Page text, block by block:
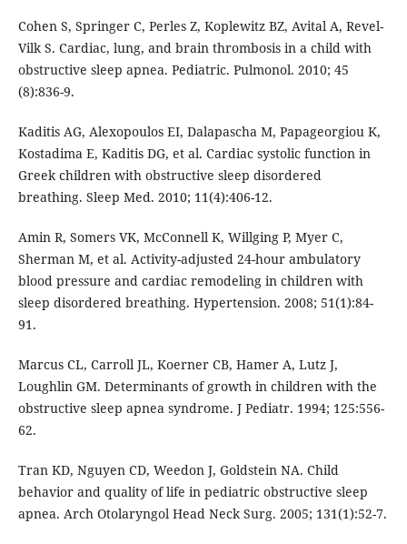
Cohen S, Springer C, Perles Z, Koplewitz BZ, Avital A, Revel-
Vilk S. Cardiac, lung, and brain thrombosis in a child with
obstructive sleep apnea. Pediatric. Pulmonol. 2010; 45
(8):836-9.
Kaditis AG, Alexopoulos EI, Dalapascha M, Papageorgiou K,
Kostadima E, Kaditis DG, et al. Cardiac systolic function in
Greek children with obstructive sleep disordered
breathing. Sleep Med. 2010; 11(4):406-12.
Amin R, Somers VK, McConnell K, Willging P, Myer C,
Sherman M, et al. Activity-adjusted 24-hour ambulatory
blood pressure and cardiac remodeling in children with
sleep disordered breathing. Hypertension. 2008; 51(1):84-
91.
Marcus CL, Carroll JL, Koerner CB, Hamer A, Lutz J,
Loughlin GM. Determinants of growth in children with the
obstructive sleep apnea syndrome. J Pediatr. 1994; 125:556-
62.
Tran KD, Nguyen CD, Weedon J, Goldstein NA. Child
behavior and quality of life in pediatric obstructive sleep
apnea. Arch Otolaryngol Head Neck Surg. 2005; 131(1):52-7.